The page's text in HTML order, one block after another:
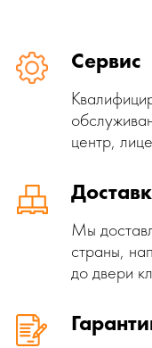
Сервис
центр,
Мы
страны,
до двери